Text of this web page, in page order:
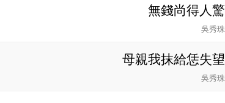
無錢尚得人驚
吳秀珠
母親我抹給恁失望
吳秀珠